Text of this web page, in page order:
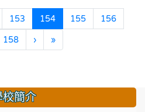
153 154(目前頁次)
155 156
158 ›下一頁
»最後頁
校簡介